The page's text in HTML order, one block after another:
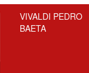
VIVALDI PEDRO
BAETA